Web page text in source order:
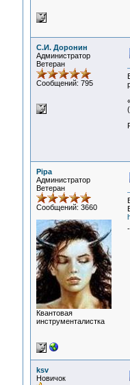
С.И. Доронин
Администратор
Ветеран
Сообщений: 795
Pipa
Администратор
Ветеран
Сообщений: 3660
Квантовая
инструменталистка
ksv
Новичок